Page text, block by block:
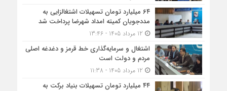
۶۴ میلیارد تومان تسهیلات اشتغالزایی به
مددجویان کمیته امداد شهرضا پرداخت شد
اشتغال و سرمایه‌گذاری خط قرمز و دغدغه اصلی
مردم و دولت است
۴۴ میلیارد تومان تسهیلات بنیاد برکت به